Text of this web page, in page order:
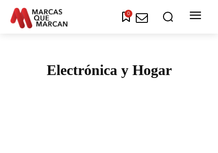
0
Electrónica y Hogar